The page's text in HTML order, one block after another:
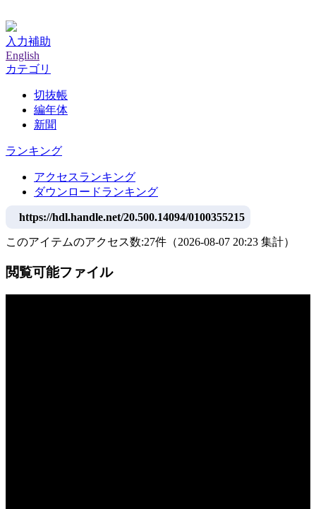
入力補助
English
カテゴリ
切抜帳
編年体
新聞
ランキング
アクセスランキング
ダウンロードランキング
https://hdl.handle.net/20.500.14094/0100355215
このアイテムのアクセス数:27件 （2026-08-07 20:23 集計）
閲覧可能ファイル